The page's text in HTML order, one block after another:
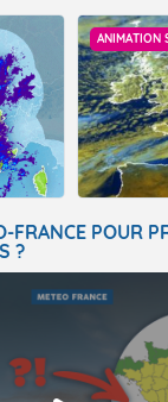
ANIMATION
FRANCE POUR
?